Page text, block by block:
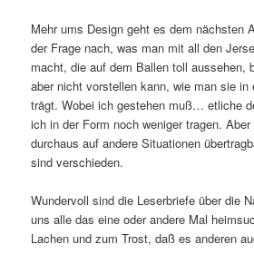
Mehr ums Design geht es dem nächsten
der Frage nach, was man mit all den
macht, die auf dem Ballen toll aussehen,
aber nicht vorstellen kann, wie man sie
trägt. Wobei ich gestehen muß… etliche
ich in der Form noch weniger tragen.
durchaus auf andere Situationen
sind verschieden.
Wundervoll sind die Leserbriefe über die
uns alle das eine oder andere Mal
Lachen und zum Trost, daß es anderen